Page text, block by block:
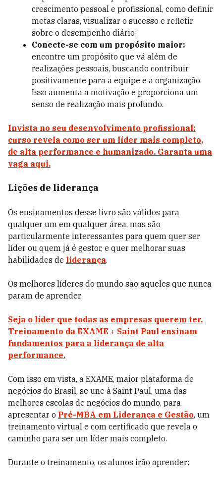
crescimento pessoal e profissional, como definir
metas claras, visualizar o sucesso e refletir
sobre o desempenho diário;
Conecte-se com um propósito maior:
encontre um propósito que vá além de
realizações pessoais, buscando contribuir
positivamente para a equipe e a organização.
Isso aumenta a motivação e proporciona um
senso de realização mais profundo.
Invista no seu desenvolvimento profissional:
curso revela como ser um líder mais completo,
de alta performance e humanizado. Garanta uma
vaga aqui.
Lições de liderança
Os ensinamentos desse livro são válidos para
qualquer um em qualquer área, mas são
particularmente interessantes para quem quer ser
líder ou quem já é gestor, e quer melhorar suas
habilidades de liderança.
Os melhores líderes do mundo são aqueles que nunca
param de aprender.
Seja o líder que todas as empresas querem ter.
Treinamento da EXAME + Saint Paul ensinam
fundamentos para a liderança de alta
performance.
Com isso em vista, a EXAME, maior plataforma de
negócios do Brasil, se une à Saint Paul, uma das
melhores escolas de negócios do mundo, para
apresentar o Pré-MBA em Liderança e Gestão, um
treinamento virtual e com certificado que revela o
caminho para ser um líder mais completo.
Durante o treinamento, os alunos irão aprender: